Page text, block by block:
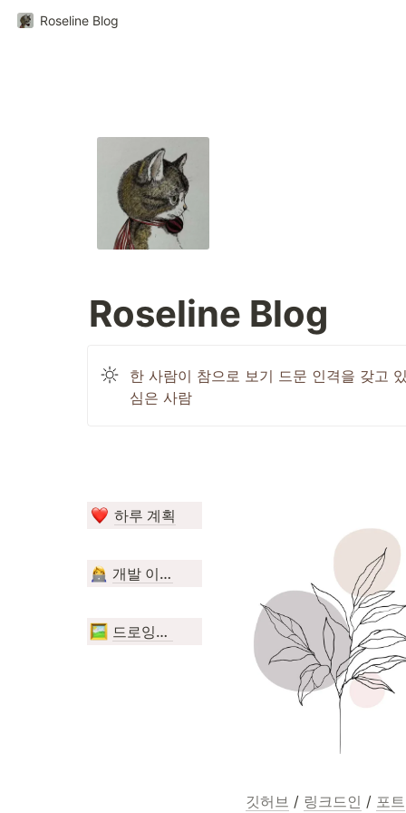
Roseline Blog
Roseline Blog
한 사람이 참으로 보기 드문 인격을 갖고
심은 사람
하루 계획
개발 이야기(178)
드로잉(88)
깃허브 / 링크드인 / 포트